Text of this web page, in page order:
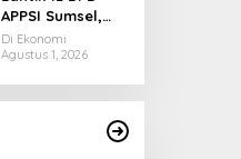
APPSI Sumsel,
Don Muzakir
Minta Pengurus
Di Ekonomi
Agustus 1, 2026